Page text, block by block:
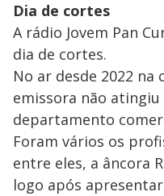
Dia de cortes
A rádio Jovem Pan
dia de cortes.
No ar desde 2022 na
emissora não
departamento
Foram vários os
entre eles, a âncora
logo após